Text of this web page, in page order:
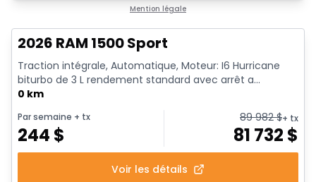
Mention légale
2026 RAM 1500 Sport
Traction intégrale, Automatique, Moteur: I6 Hurricane
biturbo de 3 L rendement standard avec arrêt a...
0 km
Par semaine + tx
244 $
89 982$+ tx
81 732 $
Voir les détails